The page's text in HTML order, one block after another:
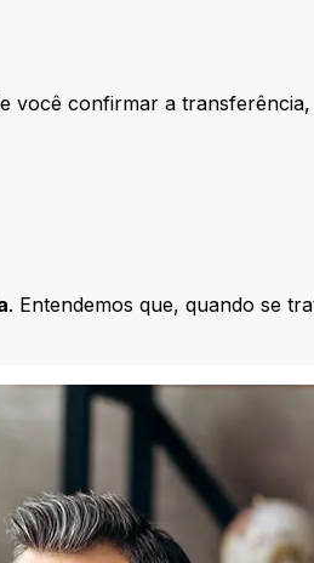
você confirmar a
. Entendemos que, quando se